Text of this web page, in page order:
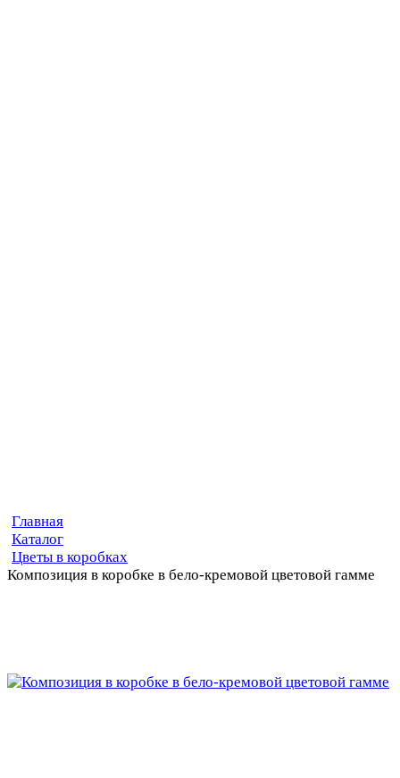
Главная
Каталог
Цветы в коробках
Композиция в коробке в бело-кремовой цветовой гамме